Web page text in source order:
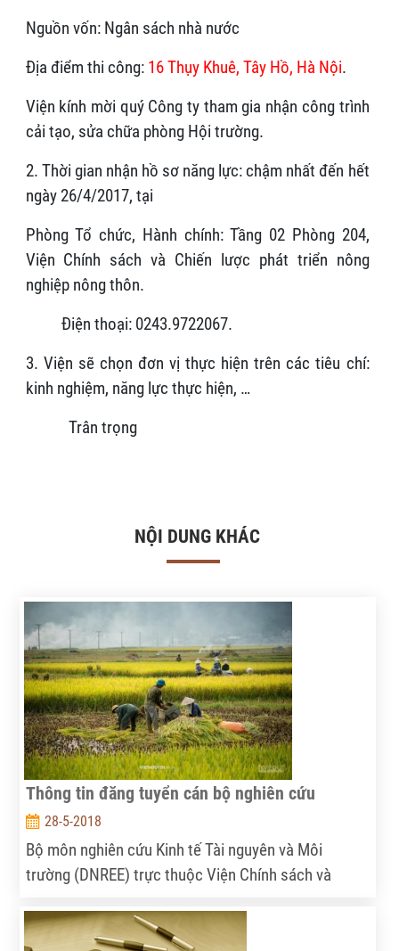
Nguồn vốn: Ngân sách nhà nước
Địa điểm thi công: 16 Thụy Khuê, Tây Hồ, Hà Nội.
Viện kính mời quý Công ty tham gia nhận công trình
cải tạo, sửa chữa phòng Hội trường.
2. Thời gian nhận hồ sơ năng lực: chậm nhất đến hết
ngày 26/4/2017, tại
Phòng Tổ chức, Hành chính: Tầng 02 Phòng 204,
Viện Chính sách và Chiến lược phát triển nông
nghiệp nông thôn.
Điện thoại: 0243.9722067.
3. Viện sẽ chọn đơn vị thực hiện trên các tiêu chí:
kinh nghiệm, năng lực thực hiện, …
Trân trọng
NỘI DUNG KHÁC
Thông tin đăng tuyển cán bộ nghiên cứu
28-5-2018
Bộ môn nghiên cứu Kinh tế Tài nguyên và Môi
trường (DNREE) trực thuộc Viện Chính sách và
bộ nghiên cứu tại các vị trí như sau: